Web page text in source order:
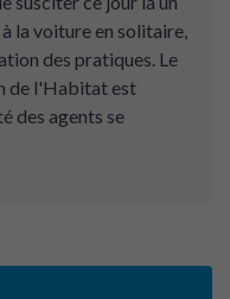
la voiture en solitaire,
des pratiques. Le
de l'Habitat est
des agents se